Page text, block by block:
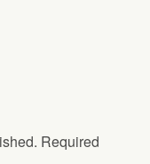
Required